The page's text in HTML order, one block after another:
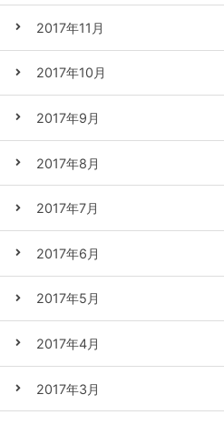
2017年11月
2017年10月
2017年9月
2017年8月
2017年7月
2017年6月
2017年5月
2017年4月
2017年3月